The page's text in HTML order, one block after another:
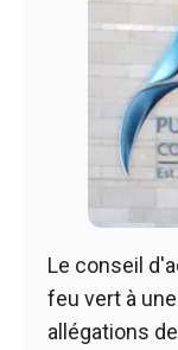
Le conseil
feu vert à
allégations